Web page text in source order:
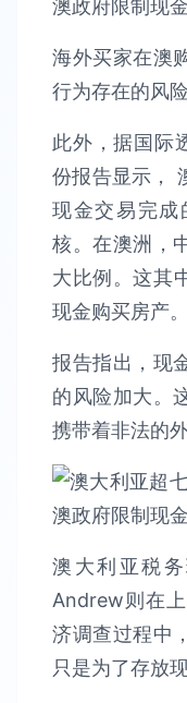
海外买家在澳
行为存在的风险
此外，据国际
份报告显示，
现金交易完成
核。在澳洲，
大比例。这其
现金购买房产。
报告指出，现
的风险加大。
携带着非法的
澳大利亚税
Andrew则在
济调查过程中
只是为了存放现